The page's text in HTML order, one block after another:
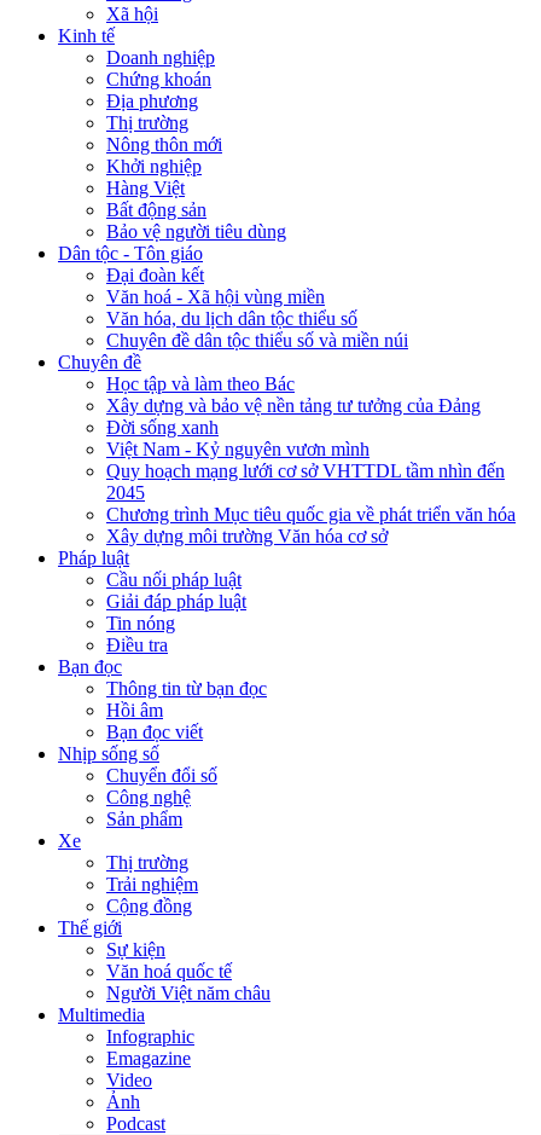
Xã hội
Kinh tế
Doanh nghiệp
Chứng khoán
Địa phương
Thị trường
Nông thôn mới
Khởi nghiệp
Hàng Việt
Bất động sản
Bảo vệ người tiêu dùng
Dân tộc - Tôn giáo
Đại đoàn kết
Văn hoá - Xã hội vùng miền
Văn hóa, du lịch dân tộc thiểu số
Chuyên đề dân tộc thiểu số và miền núi
Chuyên đề
Học tập và làm theo Bác
Xây dựng và bảo vệ nền tảng tư tưởng của Đảng
Đời sống xanh
Việt Nam - Kỷ nguyên vươn mình
Quy hoạch mạng lưới cơ sở VHTTDL tầm nhìn đến
2045
Chương trình Mục tiêu quốc gia về phát triển văn hóa
Xây dựng môi trường Văn hóa cơ sở
Pháp luật
Cầu nối pháp luật
Giải đáp pháp luật
Tin nóng
Điều tra
Bạn đọc
Thông tin từ bạn đọc
Hồi âm
Bạn đọc viết
Nhịp sống số
Chuyển đổi số
Công nghệ
Sản phẩm
Xe
Thị trường
Trải nghiệm
Cộng đồng
Thế giới
Sự kiện
Văn hoá quốc tế
Người Việt năm châu
Multimedia
Infographic
Emagazine
Video
Ảnh
Podcast